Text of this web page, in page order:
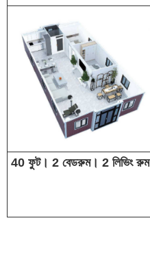
40 ফুট। 2 বেডরুম। 2 লিভিং রুম